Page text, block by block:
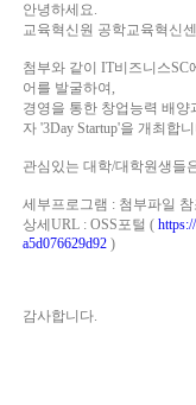
안녕하세요.
교육혁신원 공학교육혁신
첨부와 같이 IT비즈니스SC
어를 발굴하여,
경영을 통한 창업능력 배
자 '3Day Startup'을 개최합
관심있는 대학/대학원생들
세부프로그램 : 첨부파일 참
상세URL : OSS포털 (
a5d076629d92)
감사합니다.